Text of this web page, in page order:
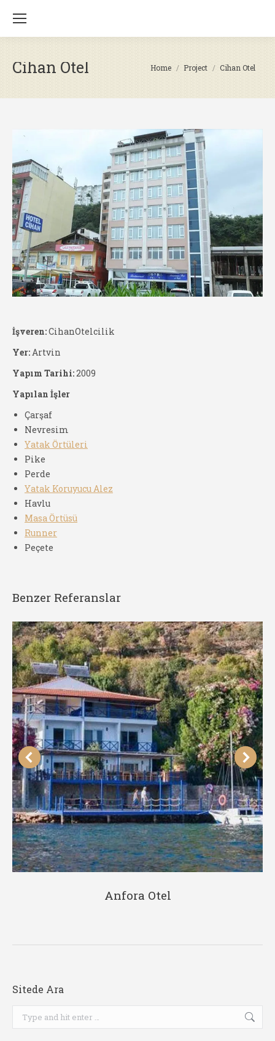
Cihan Otel You are here:
Home Project Cihan Otel
İşveren:CihanOtelcilik
Yer:Artvin
Yapım Tarihi:2009
Yapılan İşler
Çarşaf
Nevresim
Yatak Örtüleri
Pike
Perde
Yatak Koruyucu Alez
Havlu
Masa Örtüsü
Runner
Peçete
Benzer Referanslar
Anfora Otel
Sitede Ara